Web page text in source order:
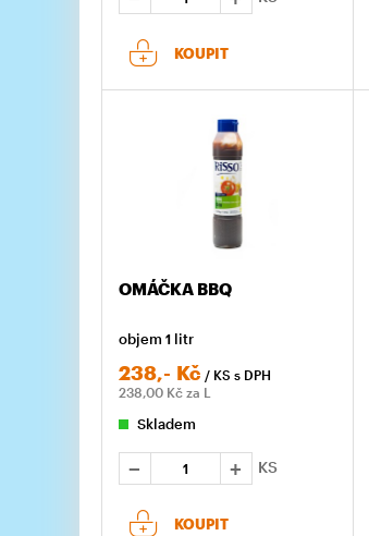
KOUPIT
OMÁČKA BBQ
objem 1 litr
238,- Kč / KS s DPH
238,00Kč za L
Skladem
KS
KOUPIT